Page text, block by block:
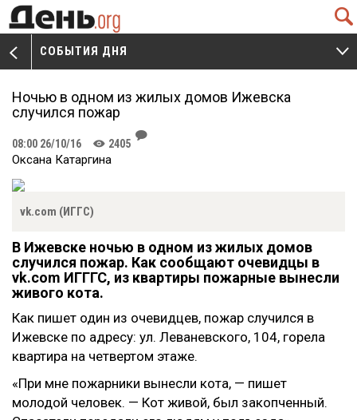
Q
V
СОБЫТИЯ ДНЯ
W
Ночью в одном из жилых домов Ижевска
случился пожар
08:00 26/10/16 K 2405
J
Оксана Катаргина
vk.com (ИГГС)
В Ижевске ночью в одном из жилых домов
случился пожар. Как сообщают очевидцы в
vk.com ИГГГС, из квартиры пожарные вынесли
живого кота.
Как пишет один из очевидцев, пожар случился в
Ижевске по адресу: ул. Леваневского, 104, горела
квартира на четвертом этаже.
«При мне пожарники вынесли кота, — пишет
молодой человек. — Кот живой, был закопченный.